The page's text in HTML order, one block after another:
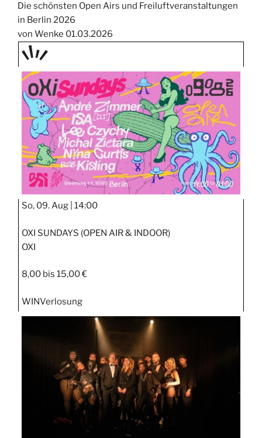
Die schönsten Open Airs und Freiluftveranstaltungen
in Berlin 2026
von Wenke 01.03.2026
TAGE
STIPP
So, 09. Aug | 14:00
OXI SUNDAYS (OPEN AIR & INDOOR)
OXI
8,00 bis 15,00 €
WINVerlosung